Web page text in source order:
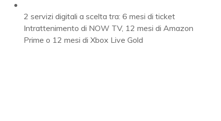
2 servizi digitali a scelta tra: 6 mesi di ticket
Intrattenimento di NOW TV, 12 mesi di Amazon
Prime o 12 mesi di Xbox Live Gold